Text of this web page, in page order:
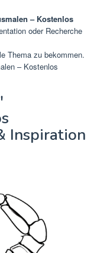
– Kostenlos
oder Recherche
Thema zu bekommen.
– Kostenlos
Inspiration